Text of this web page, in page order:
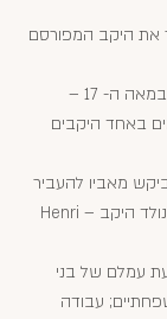
את היקב המפורסם
השם Gouges (גוּז') הופיע בענף היין הבורגוני כבר במאה ה- 17 –
באחד היקבים
וביקש מאביו להעביר
לידיו את כרמי המשפחה. האב נעתר ובשנת 1920 נולד היקב – Henri
שזיעת עמלם של בני
עבודה